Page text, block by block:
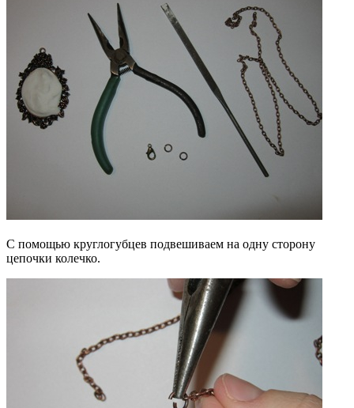
С помощью круглогубцев подвешиваем на одну сторону
цепочки колечко.